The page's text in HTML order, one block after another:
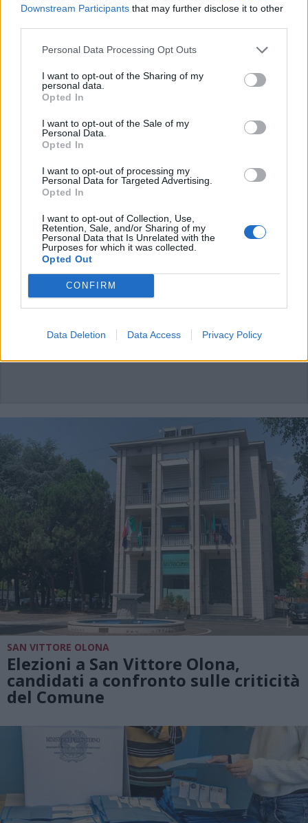
Downstream Participants that may further disclose it to other
Personal Data Processing Opt Outs
I want to opt-out of the Sharing of my
personal data.
Opted In
I want to opt-out of the Sale of my
Personal Data.
Opted In
I want to opt-out of processing my
Personal Data for Targeted Advertising.
Opted In
I want to opt-out of Collection, Use,
Retention, Sale, and/or Sharing of my
Personal Data that Is Unrelated with the
Purposes for which it was collected.
Opted Out
CONFIRM
Data Deletion Data Access Privacy Policy
ELEZIONI
Chiusura della campagna elettorale
di Zerboni a San Vittore Olona
SAN VITTORE OLONA
Elezioni a San Vittore Olona,
candidati a confronto sulle criticità
del Comune